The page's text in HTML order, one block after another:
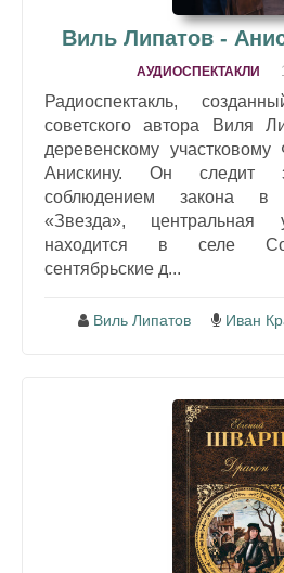
Виль Липатов -
АУДИОСПЕКТАКЛИ
Радиоспектакль,
советского автора Виля
деревенскому
Анискину. Он следит
соблюдением закона в
«Звезда», центральная
находится в селе
сентябрьские д...
Виль Липатов Иван